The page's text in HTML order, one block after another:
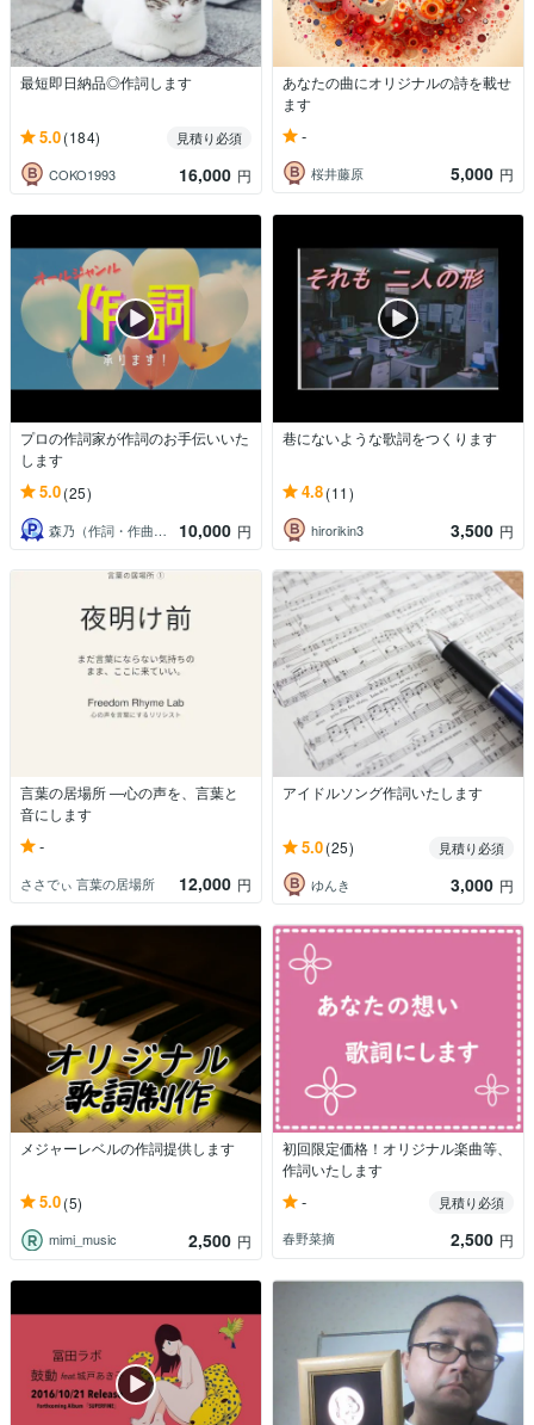
最短即日納品◎作詞します
5.0(184)
見積り必須
COKO1993
16,000 円
あなたの曲にオリジナルの詩を載せ
ます
-
桜井藤原 5,000 円
プロの作詞家が作詞のお手伝いいた
します
5.0(25)
森乃（作詞・作曲・仮歌） 10,000 円
巷にないような歌詞をつくります
4.8(11)
hirorikin3 3,500 円
言葉の居場所 ―心の声を、言葉と
音にします
-
ささでぃ 言葉の居場所 12,000 円
アイドルソング作詞いたします
5.0(25)
見積り必須
ゆんき
3,000 円
メジャーレベルの作詞提供します
5.0(5)
mimi_music 2,500 円
初回限定価格！オリジナル楽曲等、
作詞いたします
-
見積り必須
春野菜摘
2,500 円